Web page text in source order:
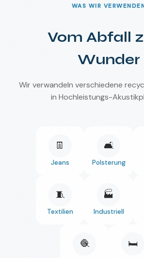
WAS WIR
Vom Abfall
Wunder
Wir verwandeln verschiedene
in Hochleistungs-
👖
Jeans
🛋️
Polsterung
🧵
Textilien
🏭
Industriell
🧶 🛏️